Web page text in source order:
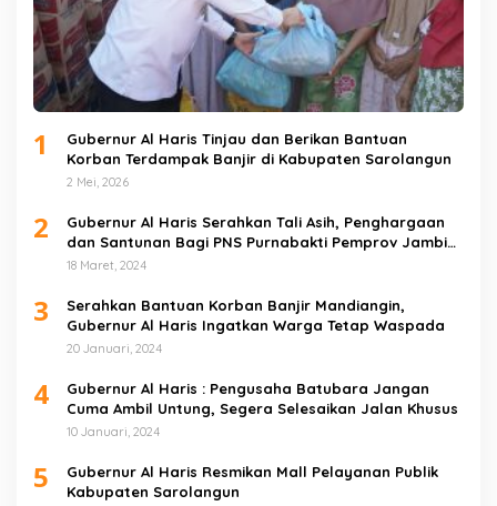
1
Gubernur Al Haris Tinjau dan Berikan Bantuan
Korban Terdampak Banjir di Kabupaten Sarolangun
2 Mei, 2026
2
Gubernur Al Haris Serahkan Tali Asih, Penghargaan
dan Santunan Bagi PNS Purnabakti Pemprov Jambi
Yang Berada di Sarolangun
18 Maret, 2024
3
Serahkan Bantuan Korban Banjir Mandiangin,
Gubernur Al Haris Ingatkan Warga Tetap Waspada
20 Januari, 2024
4
Gubernur Al Haris : Pengusaha Batubara Jangan
Cuma Ambil Untung, Segera Selesaikan Jalan Khusus
10 Januari, 2024
5
Gubernur Al Haris Resmikan Mall Pelayanan Publik
Kabupaten Sarolangun